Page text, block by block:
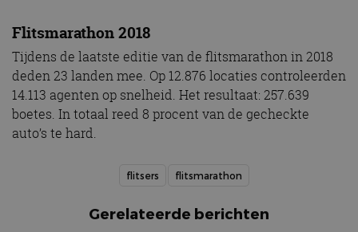
Flitsmarathon 2018
Tijdens de laatste editie van de flitsmarathon in 2018
deden 23 landen mee. Op 12.876 locaties controleerden
14.113 agenten op snelheid. Het resultaat: 257.639
boetes. In totaal reed 8 procent van de gecheckte
auto’s te hard.
flitsers flitsmarathon
Gerelateerde berichten